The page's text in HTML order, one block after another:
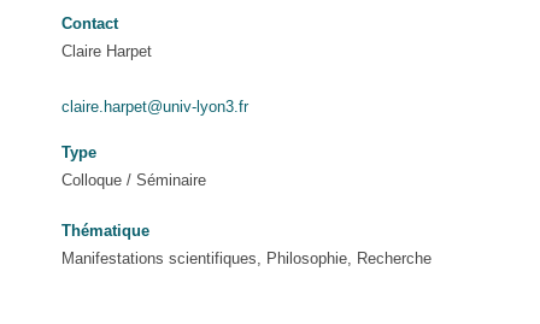
Contact
Claire Harpet
claire.harpet@univ-lyon3.fr
Type
Colloque / Séminaire
Thématique
Manifestations scientifiques, Philosophie, Recherche